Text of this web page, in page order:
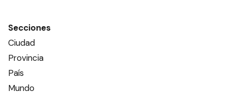
Secciones
Ciudad
Provincia
País
Mundo